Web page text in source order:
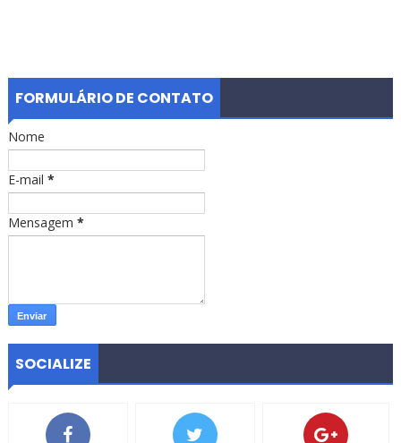
FORMULÁRIO DE CONTATO
Nome
E-mail *
Mensagem *
SOCIALIZE